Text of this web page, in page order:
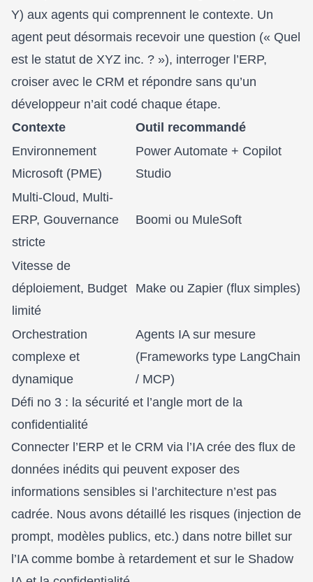
Y) aux agents qui comprennent le contexte. Un
agent peut désormais recevoir une question (« Quel
est le statut de XYZ inc. ? »), interroger l’ERP,
croiser avec le CRM et répondre sans qu’un
développeur n’ait codé chaque étape.
Contexte
Outil recommandé
Environnement
Microsoft (PME)
Power Automate + Copilot
Studio
Multi-Cloud, Multi-
ERP, Gouvernance
stricte
Boomi ou MuleSoft
Vitesse de
déploiement, Budget
limité
Make ou Zapier (flux simples)
Orchestration
complexe et
dynamique
Agents IA sur mesure
(Frameworks type LangChain
/ MCP)
Défi no 3 : la sécurité et l’angle mort de la
confidentialité
Connecter l’ERP et le CRM via l’IA crée des flux de
données inédits qui peuvent exposer des
informations sensibles si l’architecture n’est pas
cadrée. Nous avons détaillé les risques (injection de
prompt, modèles publics, etc.) dans notre billet sur
l’IA comme bombe à retardement et sur le Shadow